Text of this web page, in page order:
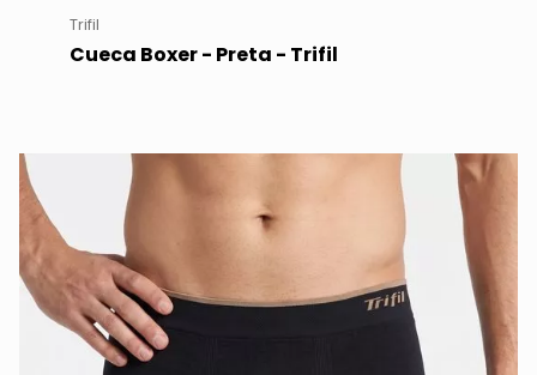
Trifil
Cueca Boxer - Preta - Trifil